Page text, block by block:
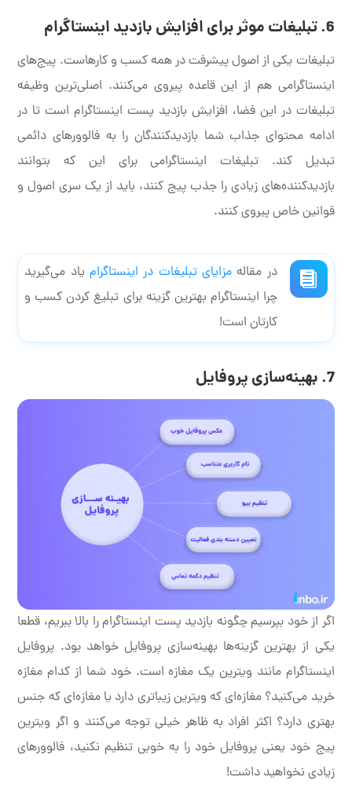
6. تبلیغات موثر برای افزایش بازدید اینستاگرام
تبلیغات یکی از اصول پیشرفت در همه کسب و کارهاست. پیج‌های
اینستاگرامی هم از این قاعده پیروی می‌کنند. اصلی‌ترین وظیفه
تبلیغات در این فضا، افزایش بازدید پست اینستاگرام است تا در
ادامه محتوای جذاب شما بازدیدکنندگان را به فالوورهای دائمی
تبدیل کند. تبلیغات اینستاگرامی برای این که بتوانند
بازدیدکننده‌های زیادی را جذب پیج کنند، باید از یک سری اصول و
قوانین خاص پیروی کنند.
در مقالهمزایای تبلیغات در اینستاگرامیاد می‌گیرید
چرا اینستاگرام بهترین گزینه برای تبلیغ کردن کسب و
کارتان است!
7. بهینه‌سازی پروفایل
اگر از خود بپرسیم چگونه بازدید پست اینستاگرام را بالا ببریم، قطعا
یکی از بهترین گزینه‌ها بهینه‌سازی پروفایل خواهد بود. پروفایل
اینستاگرام مانند ویترین یک مغازه است. خود شما از کدام مغازه
خرید می‌کنید؟ مغازه‌ای که ویترین زیباتری دارد یا مغازه‌ای که جنس
بهتری دارد؟ اکثر افراد به ظاهر خیلی توجه می‌کنند و اگر ویترین
پیج خود یعنی پروفایل خود را به خوبی تنظیم نکنید، فالوورهای
زیادی نخواهید داشت!